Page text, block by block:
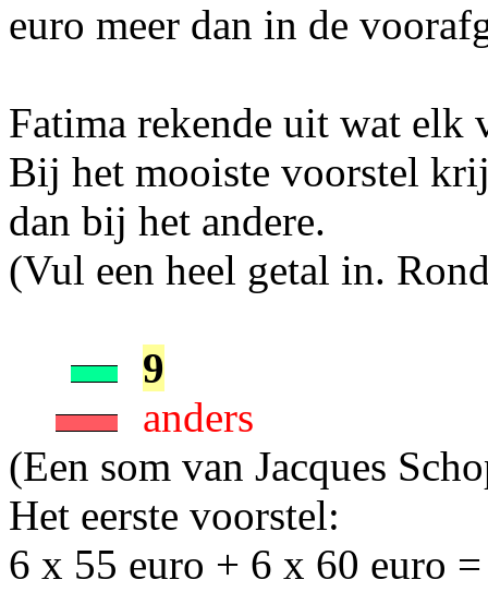
euro meer dan in de
Fatima rekende uit wat elk
Bij het mooiste voorstel
dan bij het andere.
(Vul een heel getal in.
9
anders
(Een som van Jacques
Het eerste voorstel:
6 x 55 euro + 6 x 60 euro